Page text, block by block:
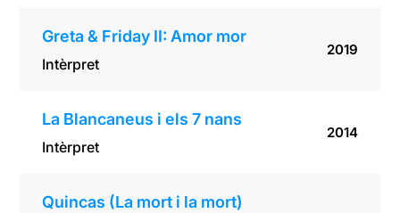
Greta & Friday II: Amor mor
Intèrpret
2019
La Blancaneus i els 7 nans
Intèrpret
2014
Quincas (La mort i la mort)